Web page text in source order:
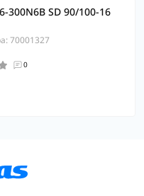
300N6B SD 90/100-16
70001327
0